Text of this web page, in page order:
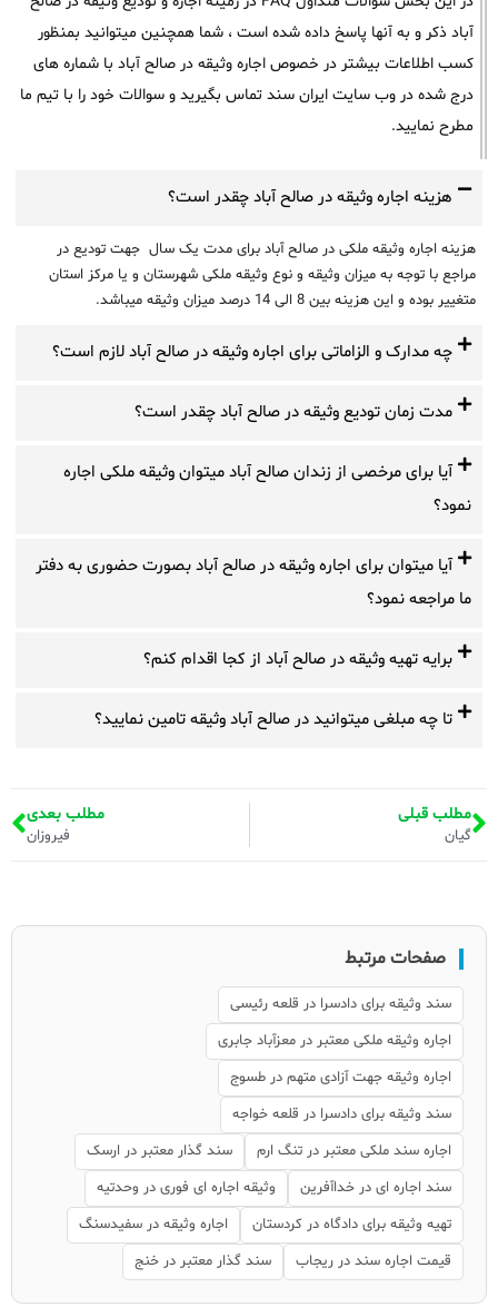
آباد ذکر و به آنها پاسخ داده شده است ، شما همچنین میتوانید بمنظور
کسب اطلاعات بیشتر در خصوص اجاره وثیقه در صالح آباد با شماره های
درج شده در وب سایت ایران سند تماس بگیرید و سوالات خود را با تیم ما
مطرح نمایید.
هزینه اجاره وثیقه در صالح آباد چقدر است؟
هزینه اجاره وثیقه ملکی در صالح آباد برای مدت یک سال جهت تودیع در
مراجع با توجه به میزان وثیقه و نوع وثیقه ملکی شهرستان و یا مرکز استان
متغییر بوده و این هزینه بین 8 الی 14 درصد میزان وثیقه میباشد.
چه مدارک و الزاماتی برای اجاره وثیقه در صالح آباد لازم است؟
مدت زمان تودیع وثیقه در صالح آباد چقدر است؟
آیا برای مرخصی از زندان صالح آباد میتوان وثیقه ملکی اجاره
نمود؟
آیا میتوان برای اجاره وثیقه در صالح آباد بصورت حضوری به دفتر
ما مراجعه نمود؟
برایه تهیه وثیقه در صالح آباد از کجا اقدام کنم؟
تا چه مبلغی میتوانید در صالح آباد وثیقه تامین نمایید؟
مطلب قبلی
گیان
مطلب بعدی
فیروزان
صفحات مرتبط
سند وثیقه برای دادسرا در قلعه رئیسی
اجاره وثیقه ملکی معتبر در معزآباد جابری
اجاره وثیقه جهت آزادی متهم در طسوج
سند وثیقه برای دادسرا در قلعه خواجه
اجاره سند ملکی معتبر در تنگ ارم
سند گذار معتبر در ارسک
سند اجاره ای در خداآفرین
وثیقه اجاره ای فوری در وحدتیه
تهیه وثیقه برای دادگاه در کردستان
اجاره وثیقه در سفیدسنگ
قیمت اجاره سند در ریجاب
سند گذار معتبر در خنج